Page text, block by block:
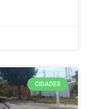
CIDADES